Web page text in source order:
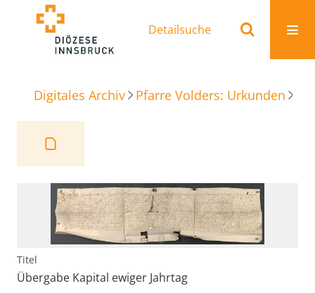
Detailsuche
Digitales Archiv Pfarre Volders: Urkunden
Titel
Übergabe Kapital ewiger Jahrtag